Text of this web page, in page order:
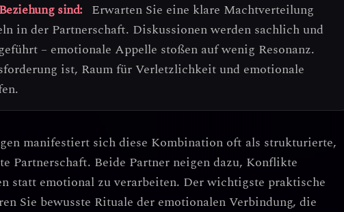
sind: Erwarten Sie eine klare Machtverteilung
in der Partnerschaft. Diskussionen werden sachlich und
– emotionale Appelle stoßen auf wenig Resonanz.
ist, Raum für Verletzlichkeit und emotionale
manifestiert sich diese Kombination oft als strukturierte,
Partnerschaft. Beide Partner neigen dazu, Konflikte
statt emotional zu verarbeiten. Der wichtigste praktische
Sie bewusste Rituale der emotionalen Verbindung, die